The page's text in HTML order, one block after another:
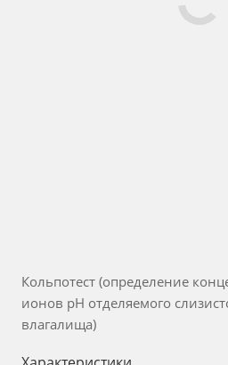
Кольпотест (определение
ионов pH отделяемого
влагалища)